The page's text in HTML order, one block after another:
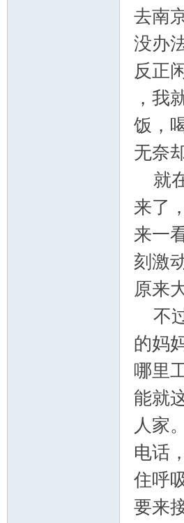
去南
没办
反正
，我
饭，
无奈
就
来了
来一
刻激
原来
不
的妈
哪里
能就
人家
电话
住呼
要来